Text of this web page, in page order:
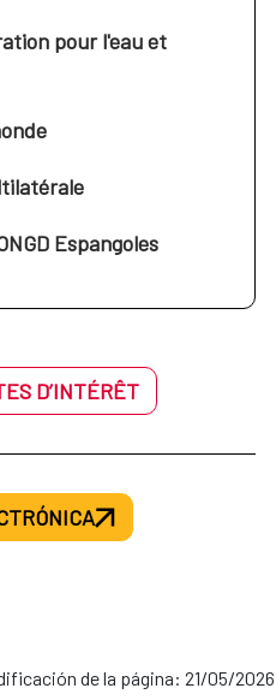
pour l'eau et
Espangoles
D’INTÉRÊT
de la página: 21/05/2026